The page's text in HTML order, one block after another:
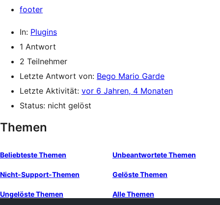
footer
In: Plugins
1 Antwort
2 Teilnehmer
Letzte Antwort von: Bego Mario Garde
Letzte Aktivität: vor 6 Jahren, 4 Monaten
Status: nicht gelöst
Themen
Beliebteste Themen Unbeantwortete Themen
Nicht-Support-Themen Gelöste Themen
Ungelöste Themen Alle Themen